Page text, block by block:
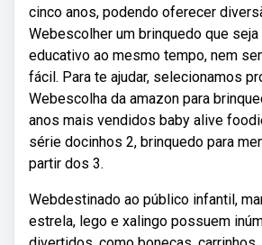
cinco anos, podendo oferecer
Webescolher um brinquedo que
educativo ao mesmo tempo, nem
fácil. Para te ajudar, selecionamos
Webescolha da amazon para
anos mais vendidos baby alive
série docinhos 2, brinquedo para
partir dos 3.
Webdestinado ao público infantil,
estrela, lego e xalingo possuem